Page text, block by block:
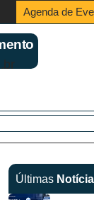
Agenda de
Últimas